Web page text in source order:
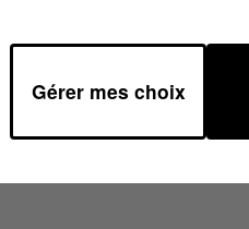
Gérer mes choix